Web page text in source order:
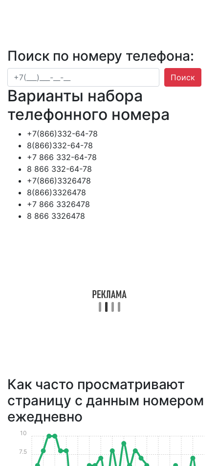
Поиск по номеру телефона:
Поиск
Варианты набора
телефонного номера
+7(866)332-64-78
8(866)332-64-78
+7 866 332-64-78
8 866 332-64-78
+7(866)3326478
8(866)3326478
+7 866 3326478
8 866 3326478
Как часто просматривают
страницу с данным номером
ежедневно
7.5
10